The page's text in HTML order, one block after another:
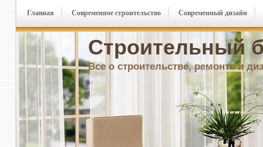
Строительный
Все о строительстве, ремонте и
Главная Современное строительство Современный дизайн